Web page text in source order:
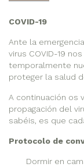
COVID-19
Ante la
virus COVID-19
temporalmente
proteger la salud
A continuación os
propagación del
sabéis, es que
Protocolo de
Dormir en